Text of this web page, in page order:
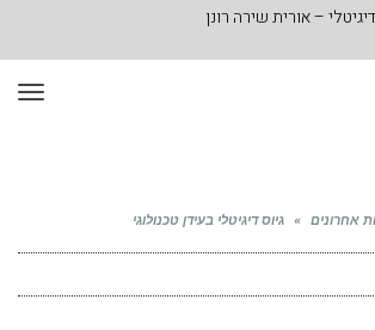
– אורית שירה רונן
אחרונים » גיוס דיגיטלי בעידן טכנולוגי